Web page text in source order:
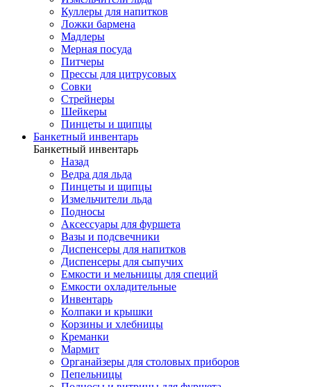
Куллеры для напитков
Ложки бармена
Мадлеры
Мерная посуда
Питчеры
Прессы для цитрусовых
Совки
Стрейнеры
Шейкеры
Пинцеты и щипцы
Банкетный инвентарь
Банкетный инвентарь
Назад
Ведра для льда
Пинцеты и щипцы
Измельчители льда
Подносы
Аксессуары для фуршета
Вазы и подсвечники
Диспенсеры для напитков
Диспенсеры для сыпучих
Емкости и мельницы для специй
Емкости охладительные
Инвентарь
Колпаки и крышки
Корзины и хлебницы
Креманки
Мармит
Органайзеры для столовых приборов
Пепельницы